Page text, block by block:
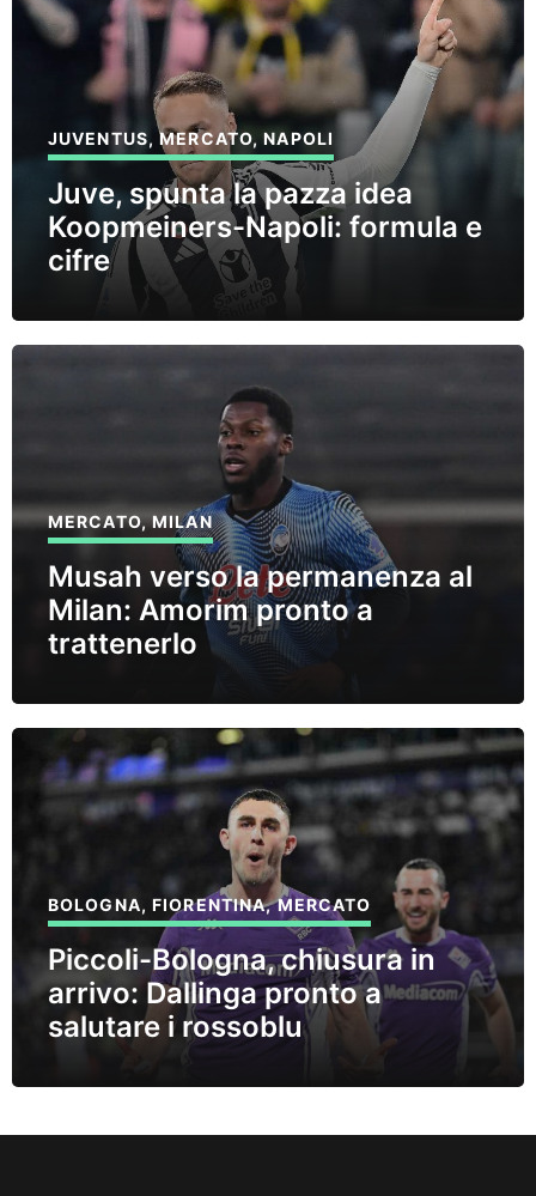
JUVENTUS,MERCATO,NAPOLI
Juve, spunta la pazza idea
Koopmeiners-Napoli: formula e
cifre
MERCATO,MILAN
Musah verso la permanenza al
Milan: Amorim pronto a
trattenerlo
BOLOGNA,FIORENTINA,MERCATO
Piccoli-Bologna, chiusura in
arrivo: Dallinga pronto a
salutare i rossoblu